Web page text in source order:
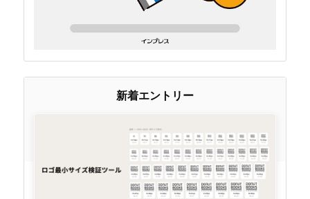
新着エントリー